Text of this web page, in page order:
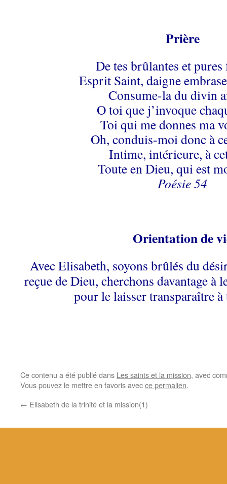
Prière
De tes brûlantes et pures
Esprit Saint, daigne
Consume-la du divin
O toi que j’invoque
Toi qui me donnes ma
Oh, conduis-moi donc à
Intime, intérieure, à
Toute en Dieu, qui est
Poésie 54
Orientation de
Avec Elisabeth, soyons brûlés du
reçue de Dieu, cherchons davantage à
pour le laisser transparaître à
Ce contenu a été publié dans Les saints et la mission, avec
Vous pouvez le mettre en favoris avecce permalien.
← Elisabeth de la trinité et la mission(1)